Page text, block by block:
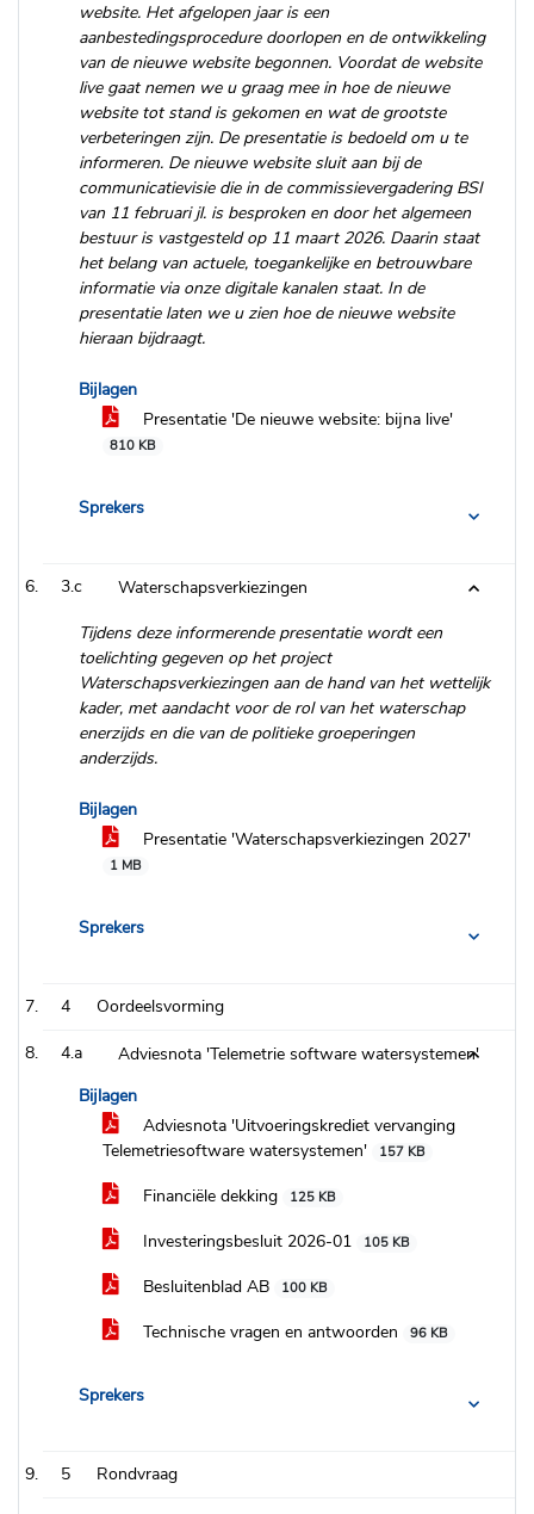
website. Het afgelopen jaar is een
aanbestedingsprocedure doorlopen en de ontwikkeling
van de nieuwe website begonnen. Voordat de website
live gaat nemen we u graag mee in hoe de nieuwe
website tot stand is gekomen en wat de grootste
verbeteringen zijn. De presentatie is bedoeld om u te
informeren. De nieuwe website sluit aan bij de
communicatievisie die in de commissievergadering BSI
van 11 februari jl. is besproken en door het algemeen
bestuur is vastgesteld op 11 maart 2026. Daarin staat
het belang van actuele, toegankelijke en betrouwbare
informatie via onze digitale kanalen staat. In de
presentatie laten we u zien hoe de nieuwe website
hieraan bijdraagt.
Bijlagen
Presentatie 'De nieuwe website: bijna live'
810 KB
Sprekers
3.c
Waterschapsverkiezingen
Tijdens deze informerende presentatie wordt een
toelichting gegeven op het project
Waterschapsverkiezingen aan de hand van het wettelijk
kader, met aandacht voor de rol van het waterschap
enerzijds en die van de politieke groeperingen
anderzijds.
Bijlagen
Presentatie 'Waterschapsverkiezingen 2027'
1 MB
Sprekers
4 Oordeelsvorming
4.a
Adviesnota 'Telemetrie software watersystemen'
Bijlagen
Adviesnota 'Uitvoeringskrediet vervanging
Telemetriesoftware watersystemen'
157 KB
Financiële dekking 125 KB
Investeringsbesluit 2026-01 105 KB
Besluitenblad AB 100 KB
Technische vragen en antwoorden 96 KB
Sprekers
5 Rondvraag